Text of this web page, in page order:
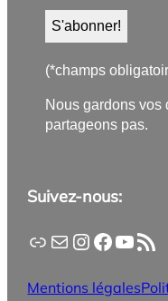
(*champs
Nous gardons vos
partageons pas.
Suivez-nous:
Application PanneauPocket
Lettre d'information
Instagram
Flux RSS
Mentions légales